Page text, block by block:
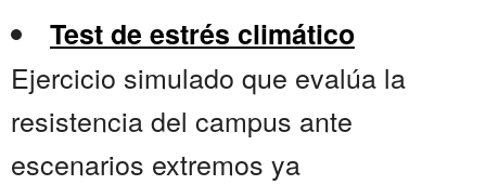
Test de estrés climático
Ejercicio simulado que evalúa la
resistencia del campus ante
escenarios extremos ya